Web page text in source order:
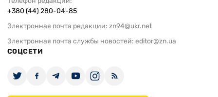
+380 (44) 280-04-85
Электронная почта редакции: zn94@ukr.net
Электронная почта службы новостей: editor@zn.ua
СОЦСЕТИ